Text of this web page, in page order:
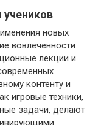
новых
вовлеченности
лекции и
контенту и
игровые техники,
задачи, делают